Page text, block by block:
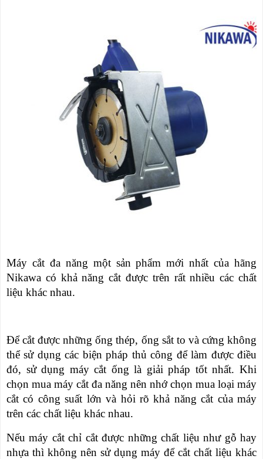
LIÊN
VÁN
THANG
TAY
HÀNG
BỘ
DÂY
THOÁT
HIỂM
TỰ
ĐỘNG
XE
NÂNG
TAY
Máy cắt đa năng một sản phẩm mới nhất của hãng
Nikawa có khả năng cắt được trên rất nhiều các chất
liệu khác nhau.
Để cắt được những ống thép, ống sắt to và cứng không
thể sử dụng các biện pháp thủ công để làm được điều
đó, sử dụng máy cắt ống là giải pháp tốt nhất. Khi
chọn mua máy cắt đa năng nên nhớ chọn mua loại máy
cắt có công suất lớn và hỏi rõ khả năng cắt của máy
trên các chất liệu khác nhau.
Nếu máy cắt chỉ cắt được những chất liệu như gỗ hay
nhựa thì không nên sử dụng máy để cắt chất liệu khác